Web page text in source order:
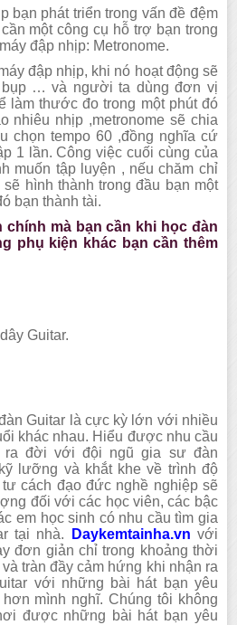
bạn phát triển trong vấn đề đệm
một công cụ hỗ trợ bạn trong
đập nhịp: Metronome.
đập nhịp, khi nó hoạt động sẽ
bụp … và người ta dùng đơn vị
làm thước đo trong một phút đó
nhiêu nhịp ,metronome sẽ chia
chọn tempo 60 ,đồng nghĩa cứ
1 lần. Công việc cuối cùng của
muốn tập luyện , nếu chăm chỉ
hình thành trong đầu bạn một
bạn thành tài.
mà bạn cần khi học đàn
phụ kiện khác bạn cần thêm
Guitar.
Guitar là cực kỳ lớn với nhiều
khác nhau. Hiểu được nhu cầu
ra đời với đội ngũ gia sư đàn
lưỡng và khắt khe về trình độ
cách đạo đức nghề nghiệp sẽ
đối với các học viên, các bậc
em học sinh có nhu cầu tìm gia
tại nhà.
Daykemtainha.vn với
đơn giản chỉ trong khoảng thời
tràn đầy cảm hứng khi nhận ra
với những bài hát bạn yêu
mình nghĩ. Chúng tôi không
được những bài hát bạn yêu